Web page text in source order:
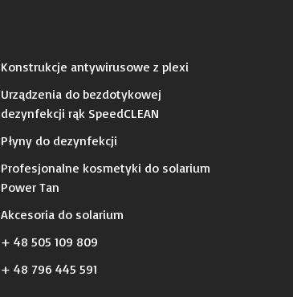
Konstrukcje antywirusowe z plexi
Urządzenia do bezdotykowej
dezynfekcji rąk SpeedCLEAN
Płyny do dezynfekcji
Profesjonalne kosmetyki do solarium
Power Tan
Akcesoria do solarium
+ 48 505 109 809
+ 48 796 445 591